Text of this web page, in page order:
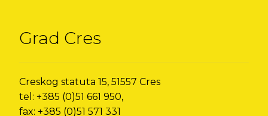
Grad Cres
Creskog statuta 15, 51557 Cres
tel: +385 (0)51 661 950,
fax: +385 (0)51 571 331